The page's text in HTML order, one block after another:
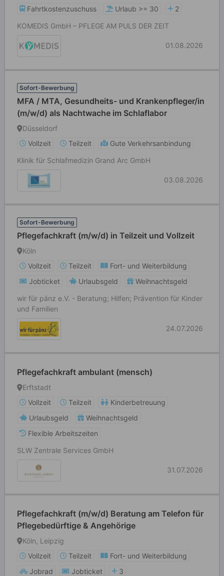
Fahrtkostenzuschuss
Urlaub >= 30
2
KOMEDIS GmbH – PFLEGE AM PULS DER ZEIT
01.08.2026
Sofort-Bewerbung
MFA / MTA, Gesundheits- und Krankenpfleger/in
(m/w/d) als Nachtwache im Schlaflabor
Düsseldorf
Vollzeit
Teilzeit
Gute Verkehrsanbindung
Klinik für Schlafmedizin Grand Arc GmbH
03.08.2026
Sofort-Bewerbung
Pflegefachkraft (m/w/d) in Teilzeit und Vollzeit
Köln
Vollzeit
Teilzeit
Fort- und Weiterbildung
Jobticket
Urlaubsgeld
Weihnachtsgeld
wir für pänz e.V. - Beratung; Hilfen; Prävention für Kinder
und Familien
24.07.2026
Pflegefachkraft ambulant (mensch)
Erftstadt
Vollzeit
Teilzeit
Kinderbetreuung
Urlaubsgeld
Weihnachtsgeld
Flexible Arbeitszeiten
SLW Zentrale Services GmbH
31.07.2026
Pflegefachkraft (m/w/d) Beratung am Telefon für
Pflegebedürftige & Angehörige
Köln, Leipzig
Vollzeit
Teilzeit
Fort- und Weiterbildung
Jobrad
Jobticket
3